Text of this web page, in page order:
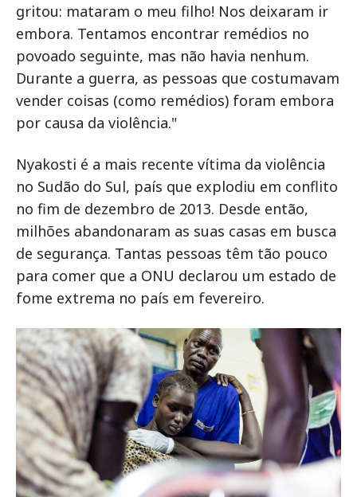
gritou: mataram o meu filho! Nos deixaram ir
embora. Tentamos encontrar remédios no
povoado seguinte, mas não havia nenhum.
Durante a guerra, as pessoas que costumavam
vender coisas (como remédios) foram embora
por causa da violência."
Nyakosti é a mais recente vítima da violência
no Sudão do Sul, país que explodiu em conflito
no fim de dezembro de 2013. Desde então,
milhões abandonaram as suas casas em busca
de segurança. Tantas pessoas têm tão pouco
para comer que a ONU declarou um estado de
fome extrema no país em fevereiro.